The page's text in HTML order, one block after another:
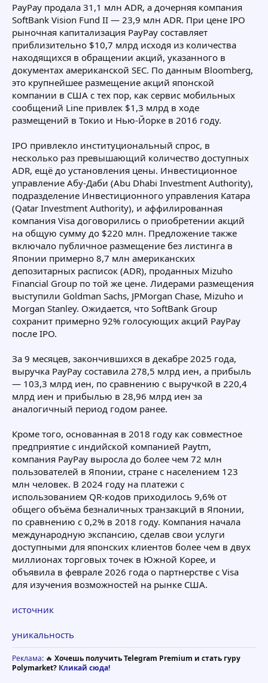
PayPay продала 31,1 млн ADR, а дочерняя компания
SoftBank Vision Fund II — 23,9 млн ADR. При цене IPO
рыночная капитализация PayPay составляет
приблизительно $10,7 млрд исходя из количества
находящихся в обращении акций, указанного в
документах американской SEC. По данным Bloomberg,
это крупнейшее размещение акций японской
компании в США с тех пор, как сервис мобильных
сообщений Line привлек $1,3 млрд в ходе
размещений в Токио и Нью-Йорке в 2016 году.
IPO привлекло институциональный спрос, в
несколько раз превышающий количество доступных
ADR, ещё до установления цены. Инвестиционное
управление Абу-Даби (Abu Dhabi Investment Authority),
подразделение Инвестиционного управления Катара
(Qatar Investment Authority), и аффилированная
компания Visa договорились о приобретении акций
на общую сумму до $220 млн. Предложение также
включало публичное размещение без листинга в
Японии примерно 8,7 млн американских
депозитарных расписок (ADR), проданных Mizuho
Financial Group по той же цене. Лидерами размещения
выступили Goldman Sachs, JPMorgan Chase, Mizuho и
Morgan Stanley. Ожидается, что SoftBank Group
сохранит примерно 92% голосующих акций PayPay
после IPO.
За 9 месяцев, закончившихся в декабре 2025 года,
выручка PayPay составила 278,5 млрд иен, а прибыль
— 103,3 млрд иен, по сравнению с выручкой в 220,4
млрд иен и прибылью в 28,96 млрд иен за
аналогичный период годом ранее.
Кроме того, основанная в 2018 году как совместное
предприятие с индийской компанией Paytm,
компания PayPay выросла до более чем 72 млн
пользователей в Японии, стране с населением 123
млн человек. В 2024 году на платежи с
использованием QR-кодов приходилось 9,6% от
общего объёма безналичных транзакций в Японии,
по сравнению с 0,2% в 2018 году. Компания начала
международную экспансию, сделав свои услуги
доступными для японских клиентов более чем в двух
миллионах торговых точек в Южной Корее, и
объявила в феврале 2026 года о партнерстве с Visa
для изучения возможностей на рынке США.
источник
уникальность
Реклама: 🔥 Хочешь получить Telegram Premium и стать гуру
Polymarket? Кликай сюда!